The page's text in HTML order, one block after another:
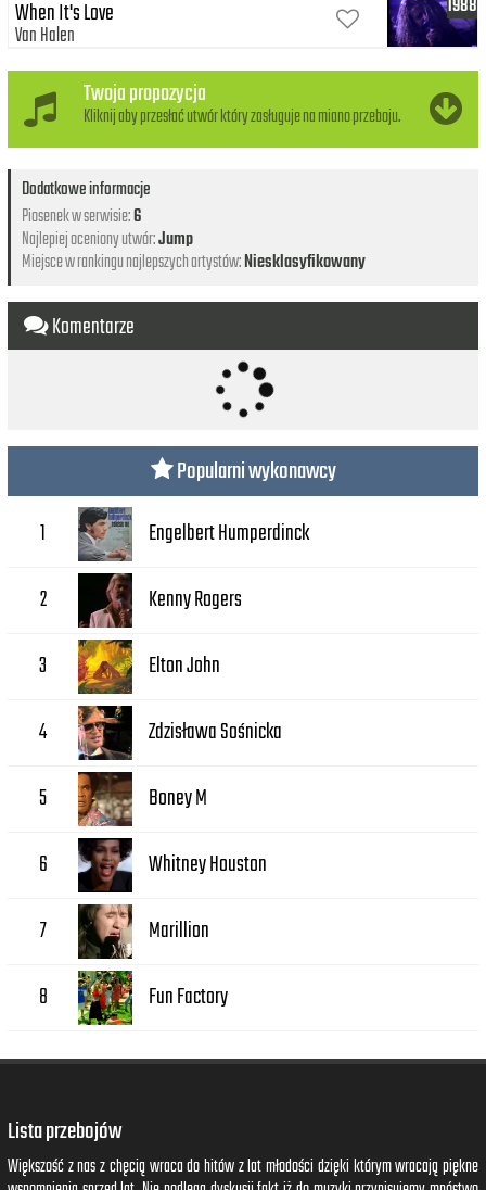
1988
When It's Love
Van Halen
Twoja propozycja
Kliknij aby przesłać utwór który zasługuje na miano przeboju.
Dodatkowe informacje
Piosenek w serwisie:6
Najlepiej oceniony utwór:Jump
Miejsce w rankingu najlepszych artystów:Niesklasyfikowany
Komentarze
Popularni wykonawcy
1 Engelbert Humperdinck
2 Kenny Rogers
3 Elton John
4 Zdzisława Sośnicka
5 Boney M
6 Whitney Houston
7 Marillion
8 Fun Factory
Lista przebojów
Większość z nas z chęcią wraca do hitów z lat młodości dzięki którym wracają piękne